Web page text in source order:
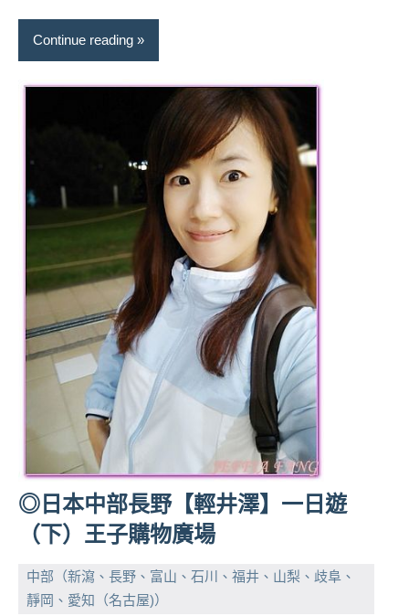
象。Continue reading
◎日本中部長野【輕井澤】一日遊
（下）王子購物廣場
中部（新瀉、長野、富山、石川、福井、山梨、歧阜、
靜岡、愛知（名古屋)）